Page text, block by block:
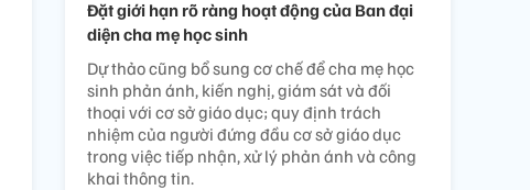
Đặt giới hạn rõ ràng hoạt động của Ban đại
diện cha mẹ học sinh
Dự thảo cũng bổ sung cơ chế để cha mẹ học
sinh phản ánh, kiến nghị, giám sát và đối
thoại với cơ sở giáo dục; quy định trách
nhiệm của người đứng đầu cơ sở giáo dục
trong việc tiếp nhận, xử lý phản ánh và công
khai thông tin.